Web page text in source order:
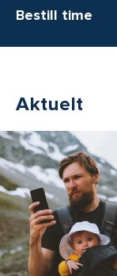
Bestill time
Aktuelt